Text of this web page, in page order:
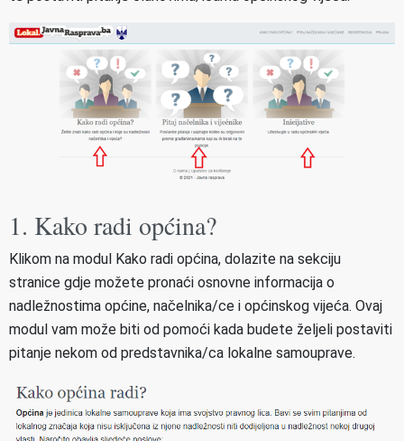
1. Kako radi općina?
Klikom na modul Kako radi općina, dolazite na sekciju
stranice gdje možete pronaći osnovne informacija o
nadležnostima općine, načelnika/ce i općinskog vijeća. Ovaj
modul vam može biti od pomoći kada budete željeli postaviti
pitanje nekom od predstavnika/ca lokalne samouprave.